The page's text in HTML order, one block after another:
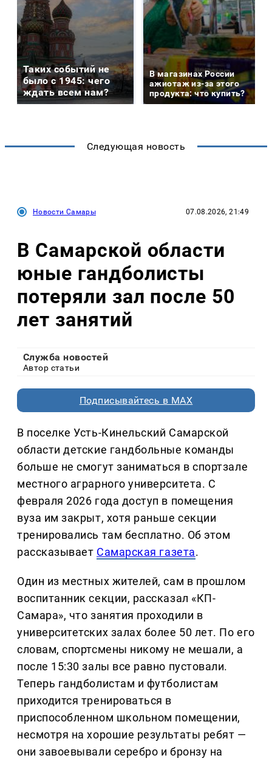
Таких событий не
было с 1945: чего
ждать всем нам?
В магазинах России
ажиотаж из-за этого
продукта: что купить?
Следующая новость
Новости Самары 07.08.2026, 21:49
В Самарской области
юные гандболисты
потеряли зал после 50
лет занятий
Служба новостей
Автор статьи
Подписывайтесь в MAX
В поселке Усть-Кинельский Самарской
области детские гандбольные команды
больше не смогут заниматься в спортзале
местного аграрного университета. С
февраля 2026 года доступ в помещения
вуза им закрыт, хотя раньше секции
тренировались там бесплатно. Об этом
рассказывает Самарская газета.
Один из местных жителей, сам в прошлом
воспитанник секции, рассказал «КП-
Самара», что занятия проходили в
университетских залах более 50 лет. По его
словам, спортсмены никому не мешали, а
после 15:30 залы все равно пустовали.
Теперь гандболистам и футболистам
приходится тренироваться в
приспособленном школьном помещении,
несмотря на хорошие результаты ребят —
они завоевывали серебро и бронзу на